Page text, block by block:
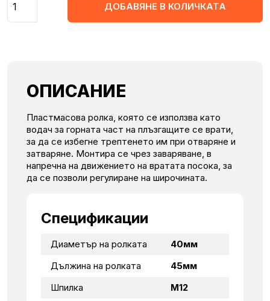
ДОБАВЯНЕ В КОЛИЧКАТА
ОПИСАНИЕ
Пластмасова ролка, която се използва като
водач за горната част на плъзгащите се врати,
за да се избегне трептенето им при отваряне и
затваряне. Монтира се чрез заваряване, в
напречна на движението на вратата посока, за
да се позволи регулиране на широчината.
Спецификации
Диаметър на ролката
40мм
Дължина на ролката
45мм
Шпилка
М12